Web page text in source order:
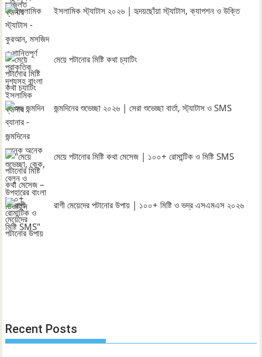
ইসলামিক স্ট্যাটাস ২০২৬ | হৃদয়ছোঁয়া স্ট্যাটাস, ক্যাপশন ও উক্তি
মেয়ে পটানোর মিষ্টি কথা চ্যাটিং
জন্মদিনের শুভেচ্ছা ২০২৬ | সেরা শুভেচ্ছা বার্তা, স্ট্যাটাস ও SMS
মেয়ে পটানোর মিষ্টি কথা মেসেজ | ১০০+ রোমান্টিক ও মিষ্টি SMS
রাগী মেয়েদের পটানোর উপায় | ১০০+ মিষ্টি ও ভদ্র এসএমএস ২০২৬
Recent Posts